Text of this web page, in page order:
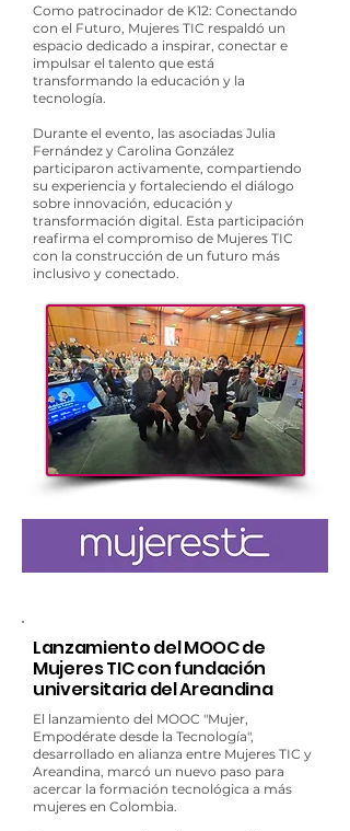
Como patrocinador de K12: Conectando
con el Futuro, Mujeres TIC respaldó un
espacio dedicado a inspirar, conectar e
impulsar el talento que está
transformando la educación y la
tecnología.
Durante el evento, las asociadas Julia
Fernández y Carolina González
participaron activamente, compartiendo
su experiencia y fortaleciendo el diálogo
sobre innovación, educación y
transformación digital. Esta participación
reafirma el compromiso de Mujeres TIC
con la construcción de un futuro más
inclusivo y conectado.
Lanzamiento del MOOC de
Mujeres TIC con fundación
universitaria del Areandina
El lanzamiento del MOOC "Mujer,
Empodérate desde la Tecnología",
desarrollado en alianza entre Mujeres TIC y
Areandina, marcó un nuevo paso para
acercar la formación tecnológica a más
mujeres en Colombia.